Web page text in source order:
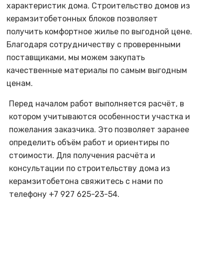
характеристик дома. Строительство домов из
керамзитобетонных блоков позволяет
получить комфортное жилье по выгодной цене.
Благодаря сотрудничеству с проверенными
поставщиками, мы можем закупать
качественные материалы по самым выгодным
ценам.
Перед началом работ выполняется расчёт, в
котором учитываются особенности участка и
пожелания заказчика. Это позволяет заранее
определить объём работ и ориентиры по
стоимости. Для получения расчёта и
консультации по строительству дома из
керамзитобетона свяжитесь с нами по
телефону +7 927 625-23-54.